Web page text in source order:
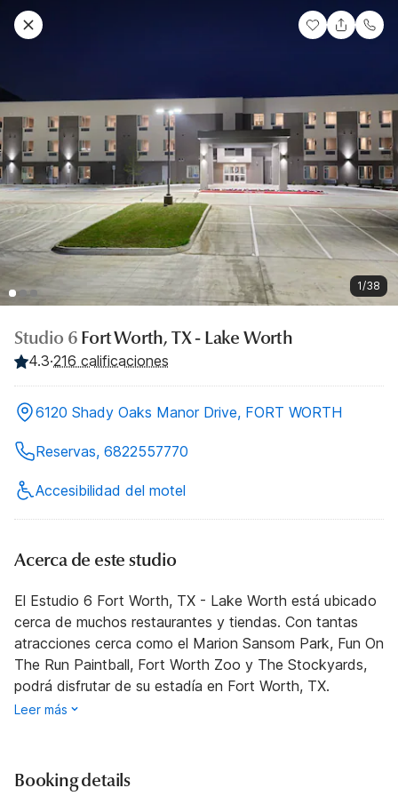
1/38
Studio 6 Fort Worth, TX - Lake Worth
4.3·216 calificaciones
6120 Shady Oaks Manor Drive, FORT WORTH
Reservas, 6822557770
Accesibilidad del motel
Acerca de este studio
El Estudio 6 Fort Worth, TX - Lake Worth está ubicado
cerca de muchos restaurantes y tiendas. Con tantas
atracciones cerca como el Marion Sansom Park, Fun On
The Run Paintball, Fort Worth Zoo y The Stockyards,
podrá disfrutar de su estadía en Fort Worth, TX.
Leer más
Booking details